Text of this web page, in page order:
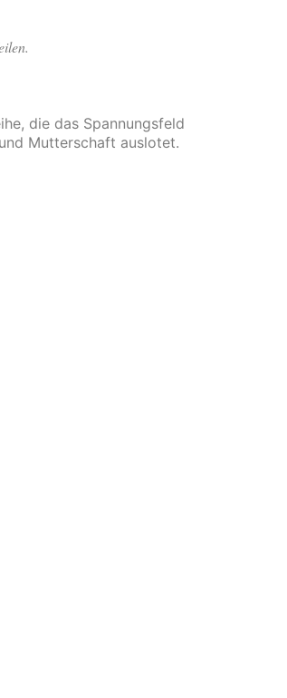
die das Spannungsfeld
Mutterschaft auslotet.